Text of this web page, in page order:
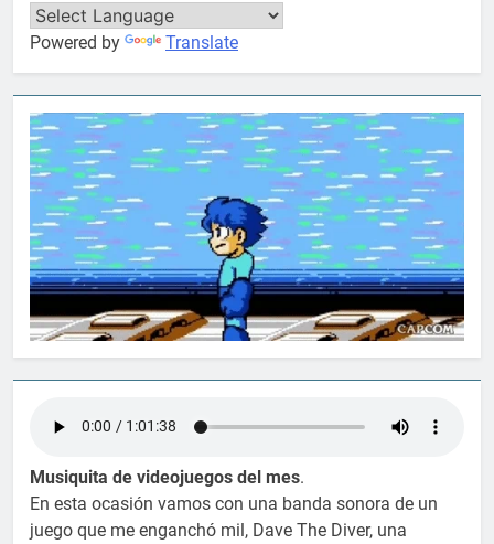
Powered by Translate
Musiquita de videojuegos del mes.
En esta ocasión vamos con una banda sonora de un
juego que me enganchó mil, Dave The Diver, una